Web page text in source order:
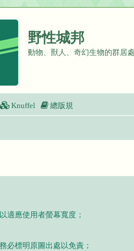
野性城邦
動物、獸人、奇幻生物的群居處
Knuffel 總版規
適應使用者螢幕寬度；
必標明原圖出處以免責；